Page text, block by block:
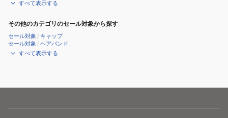
すべて表示する
その他のカテゴリのセール対象から探す
セール対象 / キャップ
セール対象 /ヘアバンド
すべて表示する